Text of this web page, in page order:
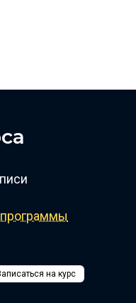
на курс